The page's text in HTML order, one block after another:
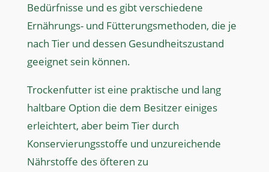
Bedürfnisse und es gibt verschiedene
Ernährungs- und Fütterungsmethoden, die je
nach Tier und dessen Gesundheitszustand
geeignet sein können.
Trockenfutter ist eine praktische und lang
haltbare Option die dem Besitzer einiges
erleichtert, aber beim Tier durch
Konservierungsstoffe und unzureichende
Nährstoffe des öfteren zu